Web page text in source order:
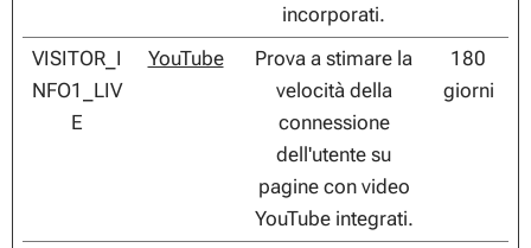
incorporati.
VISITOR_I
NFO1_LIV
E
YouTube
Prova a stimare la
velocità della
connessione
dell'utente su
pagine con video
YouTube integrati.
180
giorni